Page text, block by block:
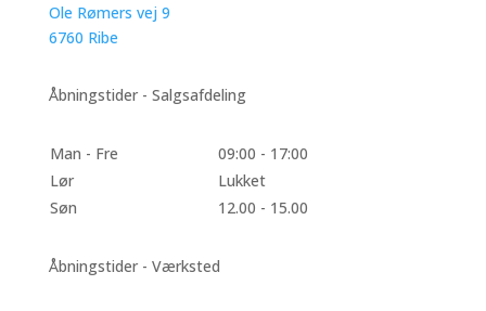
Ole Rømers vej 9
6760 Ribe
Åbningstider - Salgsafdeling
Man - Fre
09:00 - 17:00
Lør
Lukket
Søn
12.00 - 15.00
Åbningstider - Værksted